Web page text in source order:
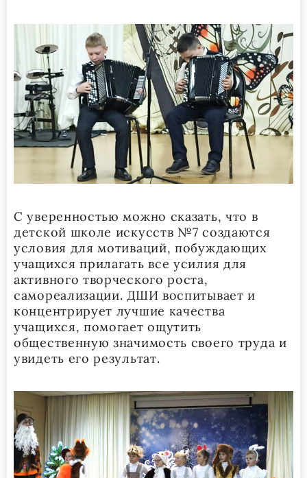
С уверенностью можно сказать, что в
детской школе искусств №7 создаются
условия для мотиваций, побуждающих
учащихся прилагать все усилия для
активного творческого роста,
самореализации. ДШИ воспитывает и
концентрирует лучшие качества
учащихся, помогает ощутить
общественную значимость своего труда и
увидеть его результат.